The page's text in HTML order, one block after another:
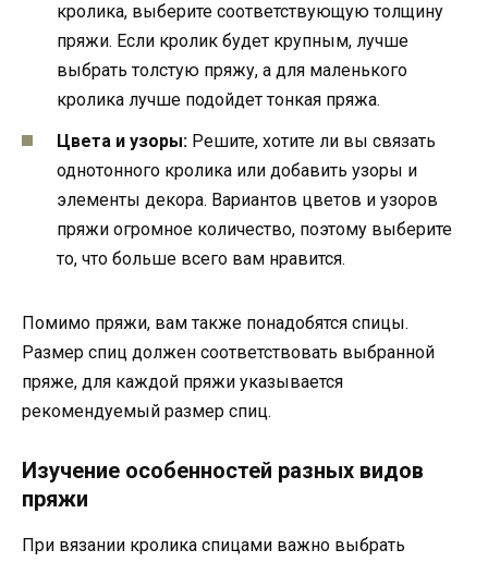
кролика, выберите соответствующую толщину
пряжи. Если кролик будет крупным, лучше
выбрать толстую пряжу, а для маленького
кролика лучше подойдет тонкая пряжа.
Цвета и узоры: Решите, хотите ли вы связать
однотонного кролика или добавить узоры и
элементы декора. Вариантов цветов и узоров
пряжи огромное количество, поэтому выберите
то, что больше всего вам нравится.
Помимо пряжи, вам также понадобятся спицы.
Размер спиц должен соответствовать выбранной
пряже, для каждой пряжи указывается
рекомендуемый размер спиц.
Изучение особенностей разных видов
пряжи
При вязании кролика спицами важно выбрать